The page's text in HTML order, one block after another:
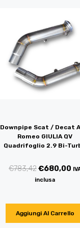
Downpipe Scat / Decat
Romeo GIULIA QV
Quadrifoglio 2.9 Bi-
€783,42€680,00
inclusa
Aggiungi Al Carrello